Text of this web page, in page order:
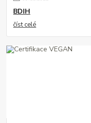
BDIH
číst celé